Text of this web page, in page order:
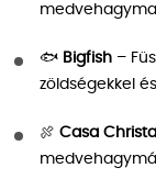
🐟 Bigfish –
zöldségekkel
🍖 Casa Christa